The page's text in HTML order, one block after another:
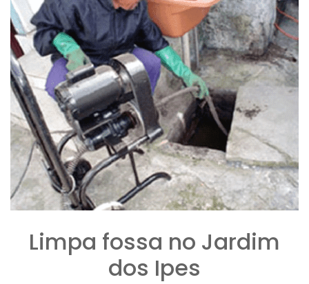
Limpa fossa no Jardim
dos Ipes